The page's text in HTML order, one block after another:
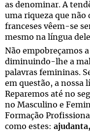
as denominar. A
uma riqueza que não
franceses vêem-se
mesmo na língua
Não empobreçamos
diminuindo-lhe a
palavras femininas.
em questão, a nossa
Reparemos até no
no Masculino e
Formação
como estes: